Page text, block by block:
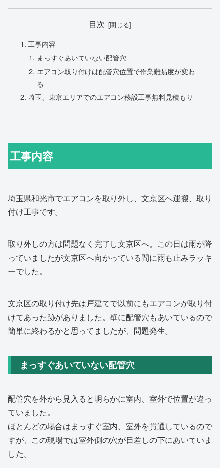
目次
工事内容
まっすぐあいていない配管穴
エアコン取り付けは配管穴位置で作業難易度が変わ
る
埼玉、東京エリアでのエアコン移設工事無料見積もり
工事内容
埼玉県和光市でエアコンを取り外し、文京区へ運搬、取り
付け工事です。
取り外しの方は問題なく完了し文京区へ。この日は雨が降
っていましたが文京区へ向かっている間に雨も止みラッキ
ーでした。
文京区の取り付け先は戸建てで以前にもエアコンが取り付
けてあった跡がありました。壁に配管穴もあいているので
簡単に終わるかと思ってましたが、問題発生。
まっすぐあいていない配管穴
配管穴を外から見入ると明らかに室内、室外で位置が違っ
ていました。
ほとんどの場合はまっすぐ室内、室外を貫通しているので
すが、この現場では室外側の穴が日差しの下にあいていま
した。